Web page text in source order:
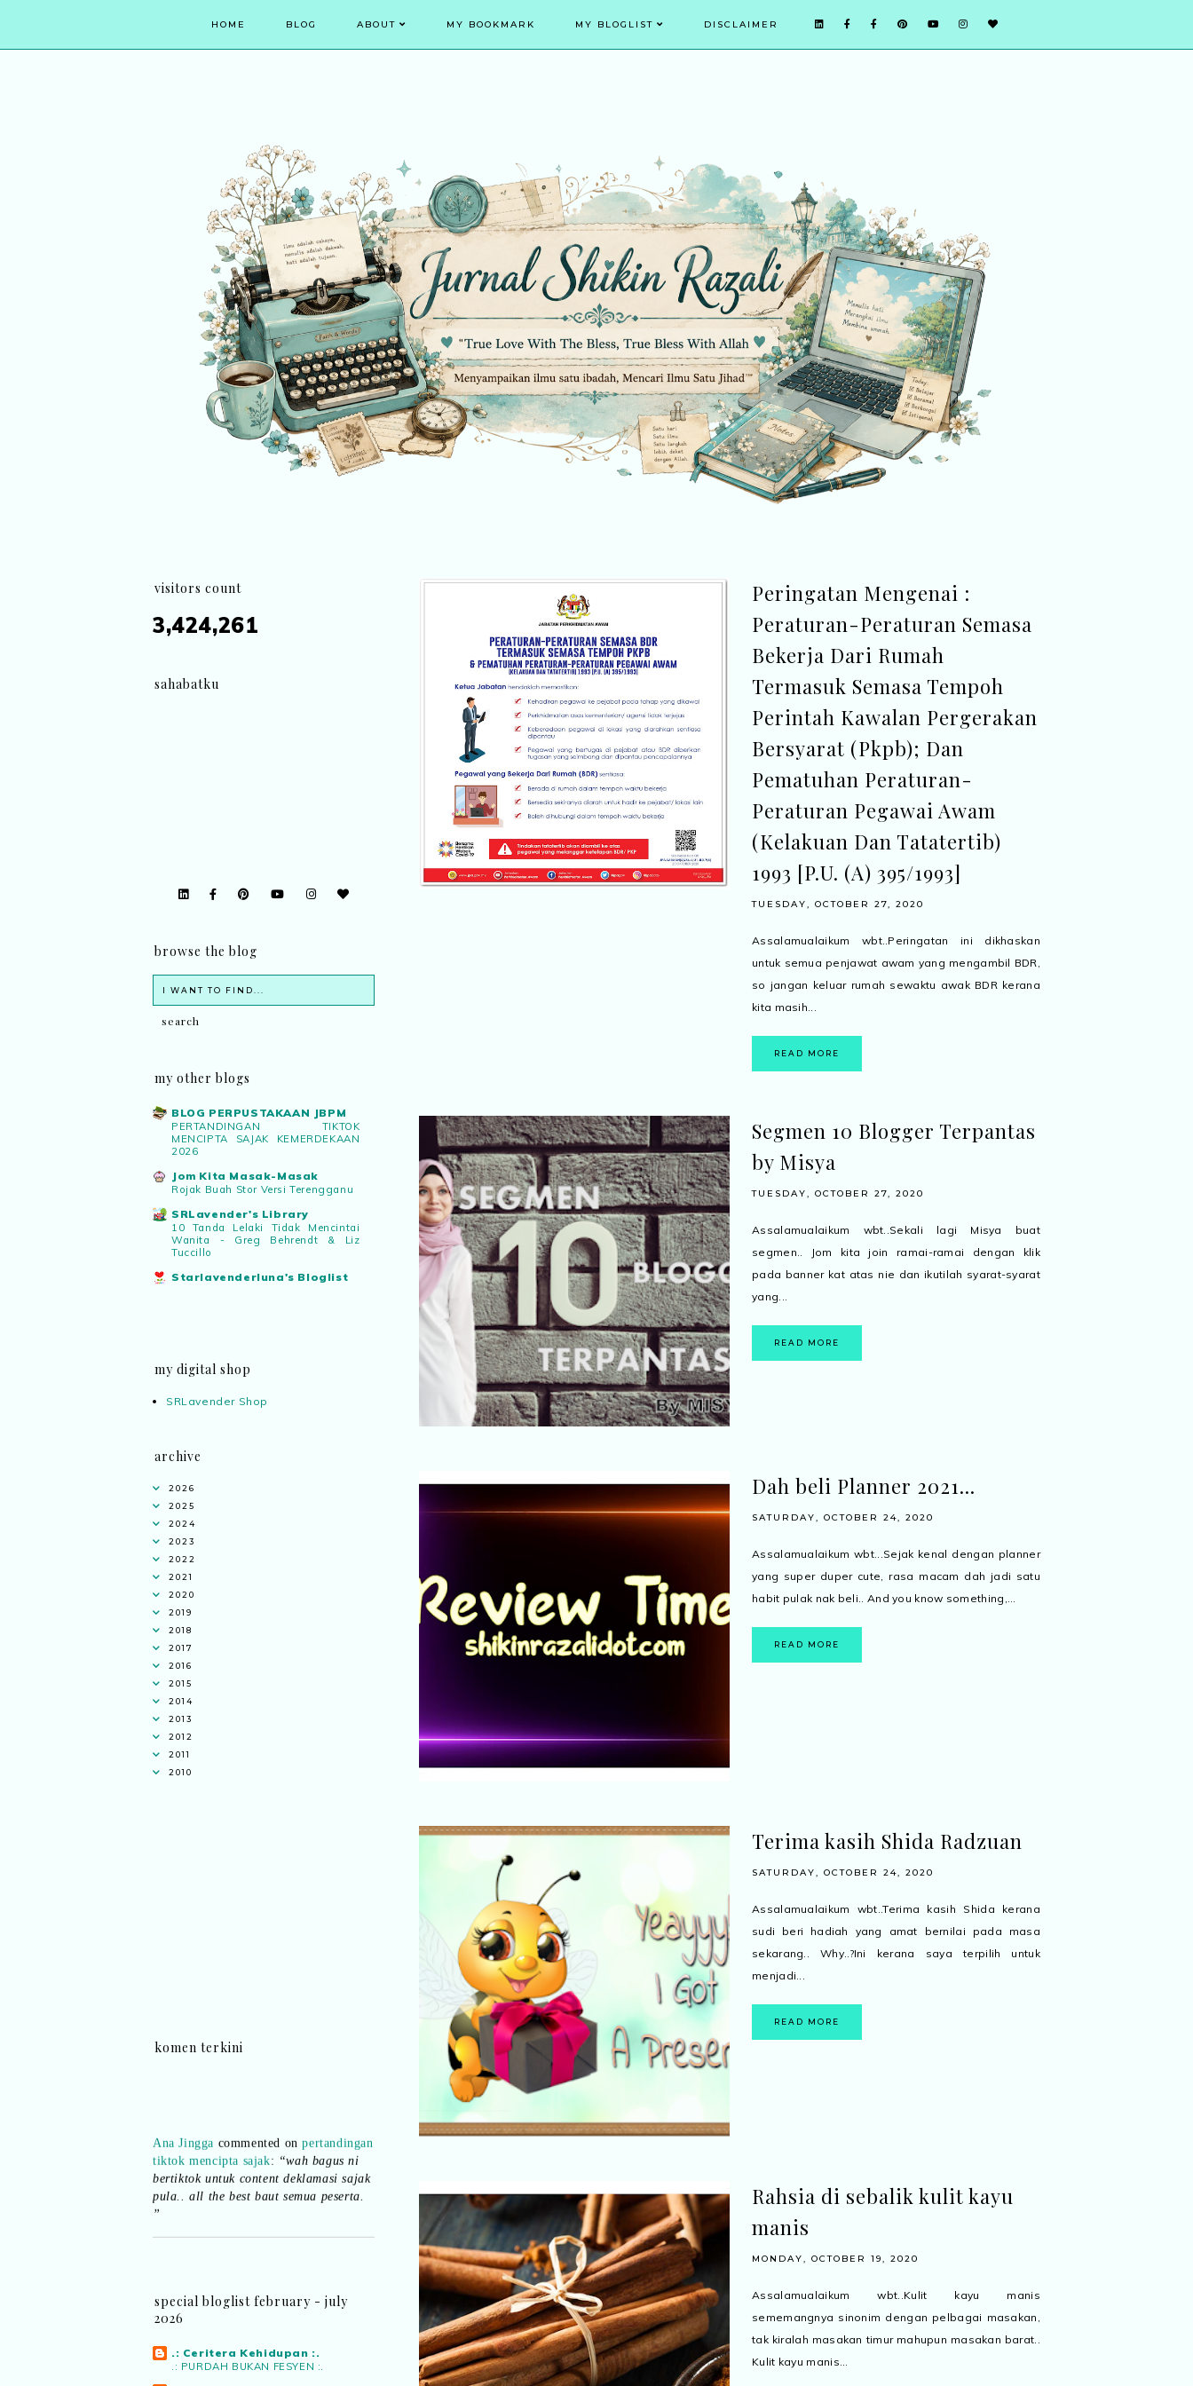
HOME BLOG ABOUT MY BOOKMARK MY BLOGLIST DISCLAIMER
Peringatan Mengenai :
Peraturan-Peraturan Semasa
Bekerja Dari Rumah
Termasuk Semasa Tempoh
Perintah Kawalan Pergerakan
Bersyarat (Pkpb); Dan
Pematuhan Peraturan-
Peraturan Pegawai Awam
(Kelakuan Dan Tatatertib)
1993 [P.U. (A) 395/1993]
TUESDAY, OCTOBER 27, 2020
Assalamualaikum wbt..Peringatan ini dikhaskan
untuk semua penjawat awam yang mengambil BDR,
so jangan keluar rumah sewaktu awak BDR kerana
kita masih...
READ MORE
Segmen 10 Blogger Terpantas
by Misya
TUESDAY, OCTOBER 27, 2020
Assalamualaikum wbt..Sekali lagi Misya buat
segmen.. Jom kita join ramai-ramai dengan klik
pada banner kat atas nie dan ikutilah syarat-syarat
yang...
READ MORE
Dah beli Planner 2021...
SATURDAY, OCTOBER 24, 2020
Assalamualaikum wbt...Sejak kenal dengan planner
yang super duper cute, rasa macam dah jadi satu
habit pulak nak beli.. And you know something,...
READ MORE
Terima kasih Shida Radzuan
SATURDAY, OCTOBER 24, 2020
Assalamualaikum wbt..Terima kasih Shida kerana
sudi beri hadiah yang amat bernilai pada masa
sekarang.. Why..?Ini kerana saya terpilih untuk
menjadi...
READ MORE
Rahsia di sebalik kulit kayu
manis
MONDAY, OCTOBER 19, 2020
Assalamualaikum wbt..Kulit kayu manis
sememangnya sinonim dengan pelbagai masakan,
tak kiralah masakan timur mahupun masakan barat..
Kulit kayu manis...
visitors count
3,424,261
sahabatku
browse the blog
my other blogs
BLOG PERPUSTAKAAN JBPM
PERTANDINGAN TIKTOK
MENCIPTA SAJAK KEMERDEKAAN
2026
Jom Kita Masak-Masak
Rojak Buah Stor Versi Terengganu
SRLavender's Library
10 Tanda Lelaki Tidak Mencintai
Wanita - Greg Behrendt & Liz
Tuccillo
Starlavenderluna's Bloglist
my digital shop
SRLavender Shop
archive
2026
2025
2024
2023
2022
2021
2020
2019
2018
2017
2016
2015
2014
2013
2012
2011
2010
komen terkini
bertiktok untuk content deklamasi sajak
pula.. all the best baut semua peserta.
”
dan teknologi digital terbaik!”
Syaz Rahim
commented on
pertandingan tiktok mencipta sajak
“Menarik sungguh Pertandingan TikTok
special bloglist february - july
2026
.: Ceritera Kehidupan :.
.: PURDAH BUKAN FESYEN :.